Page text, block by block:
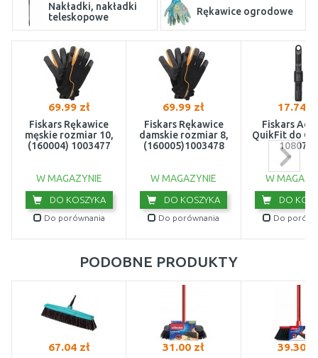
Nakładki, nakładki
teleskopowe
Rękawice ogrodowe
Rękawice robocze
69.99 zł
Fiskars Rękawice
męskie rozmiar 10,
(160004) 1003477
W MAGAZYNIE
DO KOSZYKA
Do porównania
69.99 zł
Fiskars Rękawice
damskie rozmiar 8,
(160005)1003478
W MAGAZYNIE
DO KOSZYKA
Do porównania
17.74
Fiskars
QuikFit do
1080703
W
DO
Do
PODOBNE PRODUKTY
67.04 zł 31.00 zł 39.30